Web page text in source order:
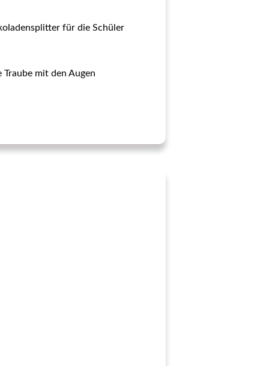
für die Schüler
Traube mit den Augen